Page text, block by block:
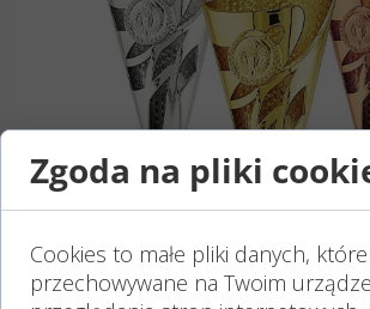
Zgoda na pliki
Cookies to małe pliki danych,
przechowywane na Twoim